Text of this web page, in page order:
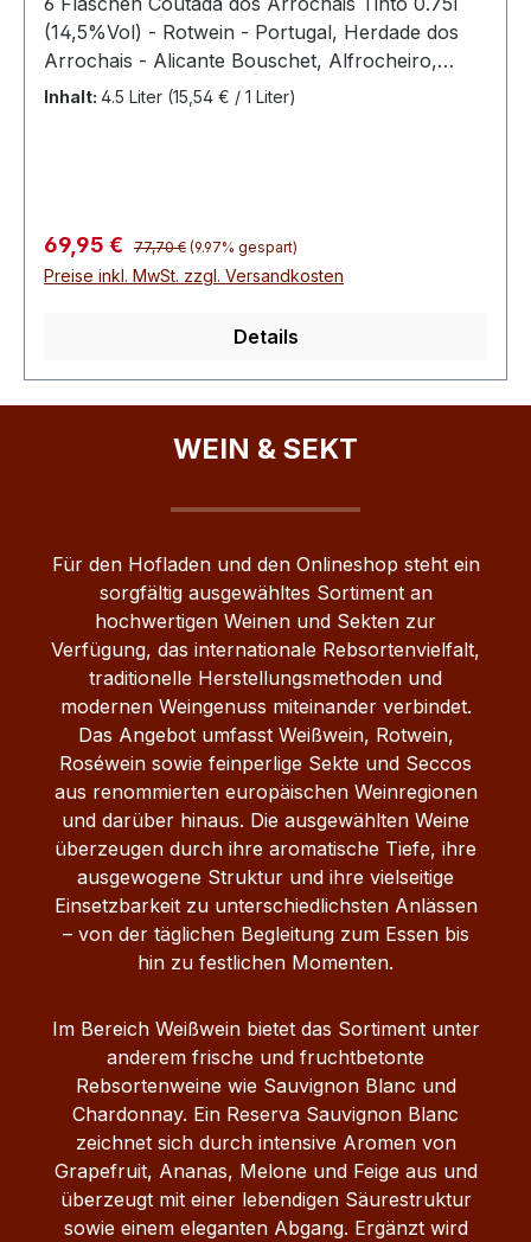
praktischen Vorteilspaket – ideal für alle, die
portugiesische Weine mit weicher Struktur und
unkompliziertem Trinkfluss schätzen.
(14,5%Vol) - Rotwein - Portugal, Herdade dos
Arrochais - Alicante Bouschet, Alfrocheiro,
Aragones, Trincadeira
Inhalt: 4.5 Liter (15,54 € / 1 Liter)
Verkaufspreis:
69,95 € Regulärer Preis:
77,70 € (9.97% gespart)
Preise inkl. MwSt. zzgl. Versandkosten
Details
WEIN & SEKT
Für den Hofladen und den Onlineshop steht ein
sorgfältig ausgewähltes Sortiment an
hochwertigen Weinen und Sekten zur
Verfügung, das internationale Rebsortenvielfalt,
traditionelle Herstellungsmethoden und
modernen Weingenuss miteinander verbindet.
Das Angebot umfasst Weißwein, Rotwein,
Roséwein sowie feinperlige Sekte und Seccos
aus renommierten europäischen Weinregionen
und darüber hinaus. Die ausgewählten Weine
überzeugen durch ihre aromatische Tiefe, ihre
ausgewogene Struktur und ihre vielseitige
Einsetzbarkeit zu unterschiedlichsten Anlässen
– von der täglichen Begleitung zum Essen bis
hin zu festlichen Momenten.
Im Bereich Weißwein bietet das Sortiment unter
anderem frische und fruchtbetonte
Rebsortenweine wie Sauvignon Blanc und
Chardonnay. Ein Reserva Sauvignon Blanc
zeichnet sich durch intensive Aromen von
Grapefruit, Ananas, Melone und Feige aus und
überzeugt mit einer lebendigen Säurestruktur
sowie einem eleganten Abgang. Ergänzt wird